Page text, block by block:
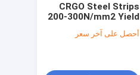
CRGO Steel Strips
200-300N/mm2 Yield
Strength 1.3-1.6T
Magnetic Flux
أحصل على آخر سعر